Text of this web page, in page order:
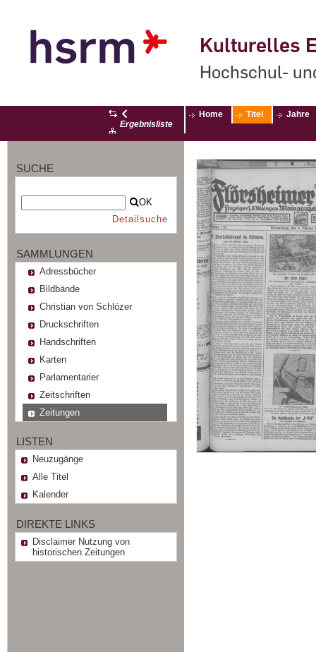
Kulturelles
Hochschul-
Ergebnisliste
Home Titel Jahre
SUCHE
OK
Detailsuche
SAMMLUNGEN
Adressbücher
Bildbände
Christian von Schlözer
Druckschriften
Handschriften
Karten
Parlamentarier
Zeitschriften
Zeitungen
LISTEN
Neuzugänge
Alle Titel
Kalender
DIREKTE LINKS
Disclaimer Nutzung von
historischen Zeitungen